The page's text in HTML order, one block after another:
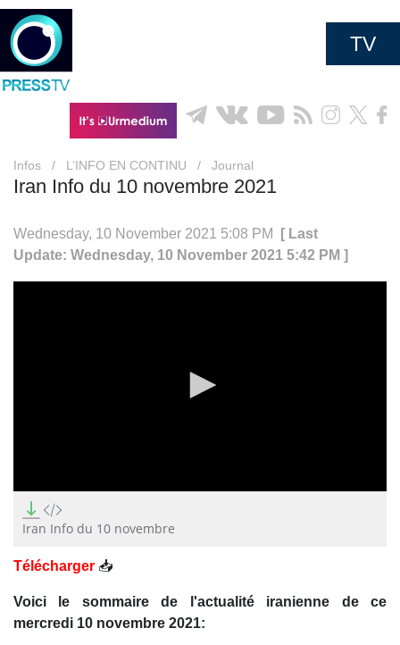
TV
Infos / L’INFO EN CONTINU / Journal
Iran Info du 10 novembre 2021
Wednesday, 10 November 2021 5:08 PM
[ Last
Update: Wednesday, 10 November 2021 5:42 PM ]
seconds
ofIran Info du 10 novembre
Télécharger 📥
Voici le sommaire de l'actualité iranienne de ce
mercredi 10 novembre 2021: